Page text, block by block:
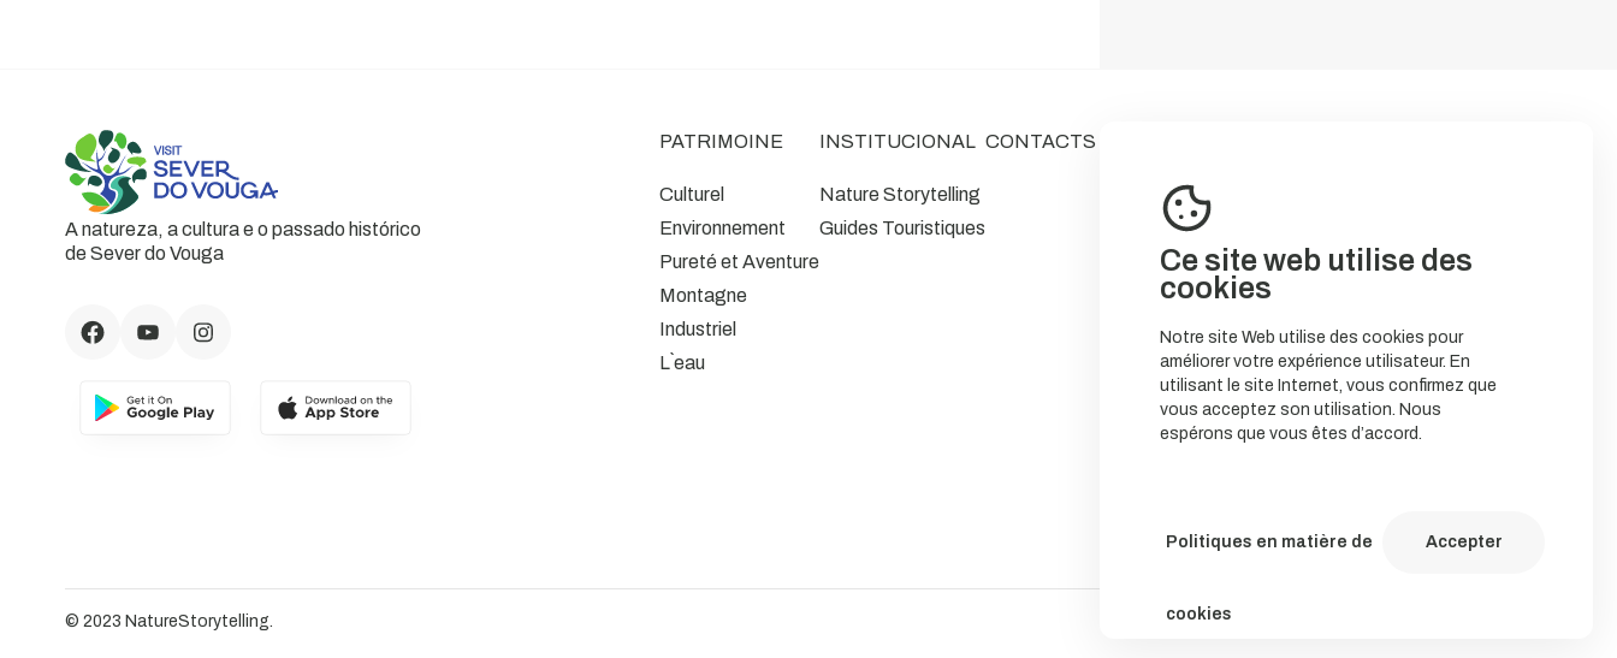
Ce site web utilise des
cookies
Notre site Web utilise des cookies pour
améliorer votre expérience utilisateur. En
utilisant le site Internet, vous confirmez que
vous acceptez son utilisation. Nous
espérons que vous êtes d’accord.
Politiques en matière de
cookies
Accepter
A natureza, a cultura e o passado histórico
de Sever do Vouga
PATRIMOINE
Culturel
Environnement
Pureté et Aventure
Montagne
Industriel
L`eau
INSTITUCIONAL
Nature Storytelling
Guides Touristiques
CONTACTS
© 2023 NatureStorytelling. Política de Cookies